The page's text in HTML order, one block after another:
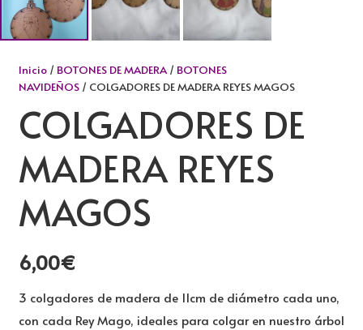
Inicio/ BOTONES DE MADERA/ BOTONES
NAVIDEÑOS/ COLGADORES DE MADERA REYES MAGOS
COLGADORES DE
MADERA REYES
MAGOS
6,00€
3 colgadores de madera de 11cm de diámetro cada uno,
con cada Rey Mago, ideales para colgar en nuestro árbol